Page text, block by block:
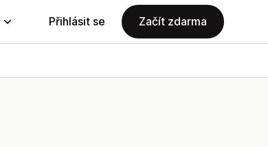
Přihlásit se Začít zdarma